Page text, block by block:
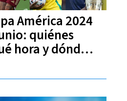
América 2024
quiénes
hora y dónde